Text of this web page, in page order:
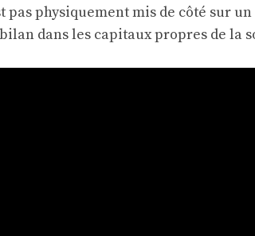
pas physiquement mis de côté sur
dans les capitaux propres de la